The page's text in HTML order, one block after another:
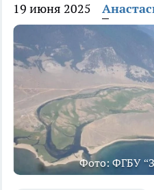
19 июня 2025
Фото: ФГБУ